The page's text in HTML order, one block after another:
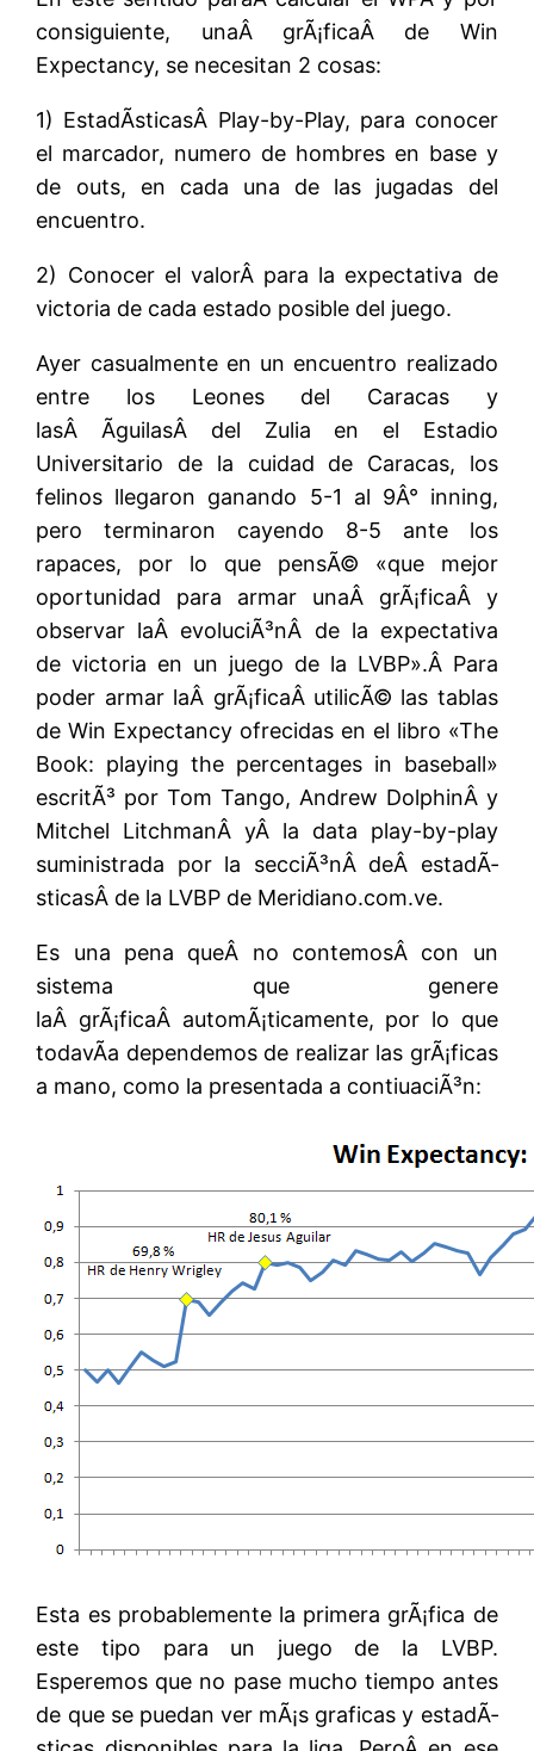
consiguiente, unaÂ grÃ¡ficaÂ de Win
Expectancy, se necesitan 2 cosas:
1) EstadÃ­sticasÂ Play-by-Play, para conocer
el marcador, numero de hombres en base y
de outs, en cada una de las jugadas del
encuentro.
2) Conocer el valorÂ para la expectativa de
victoria de cada estado posible del juego.
Ayer casualmente en un encuentro realizado
entre los Leones del Caracas y
lasÂ ÃguilasÂ del Zulia en el Estadio
Universitario de la cuidad de Caracas, los
felinos llegaron ganando 5-1 al 9Â° inning,
pero terminaron cayendo 8-5 ante los
rapaces, por lo que pensÃ© «que mejor
oportunidad para armar unaÂ grÃ¡ficaÂ y
observar laÂ evoluciÃ³nÂ de la expectativa
de victoria en un juego de la LVBP».Â Para
poder armar laÂ grÃ¡ficaÂ utilicÃ© las tablas
de Win Expectancy ofrecidas en el libro «The
Book: playing the percentages in baseball»
escritÃ³ por Tom Tango, Andrew DolphinÂ y
Mitchel LitchmanÂ yÂ la data play-by-play
suministrada por la secciÃ³nÂ deÂ estadÃ­
sticasÂ de la LVBP de Meridiano.com.ve.
Es una pena queÂ no contemosÂ con un
sistema que genere
laÂ grÃ¡ficaÂ automÃ¡ticamente, por lo que
todavÃ­a dependemos de realizar las grÃ¡ficas
a mano, como la presentada a contiuaciÃ³n:
Esta es probablemente la primera grÃ¡fica de
este tipo para un juego de la LVBP.
Esperemos que no pase mucho tiempo antes
de que se puedan ver mÃ¡s graficas y estadÃ­